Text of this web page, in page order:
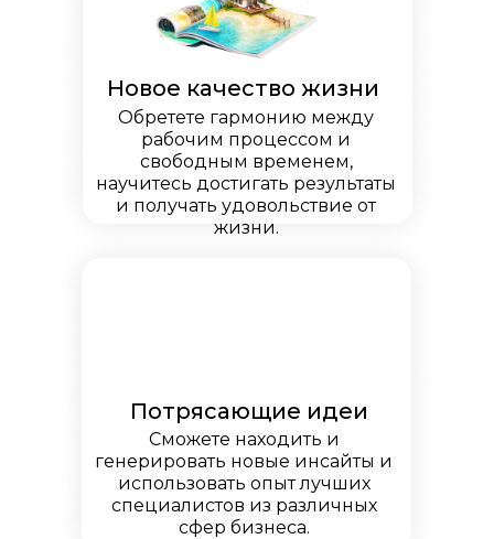
Новое качество жизни
Обретете гармонию между
рабочим процессом и
свободным временем,
научитесь достигать результаты
и получать удовольствие от
жизни.
Потрясающие идеи
Сможете находить и
генерировать новые инсайты и
использовать опыт лучших
специалистов из различных
сфер бизнеса.